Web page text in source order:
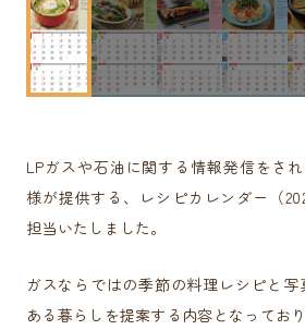
LPガスや石油に関する情報発信をさ
様が提供する、レシピカレンダー（
担当いたしました。
ガスならではの季節の料理レシピと
ある暮らしを提案する内容となっており